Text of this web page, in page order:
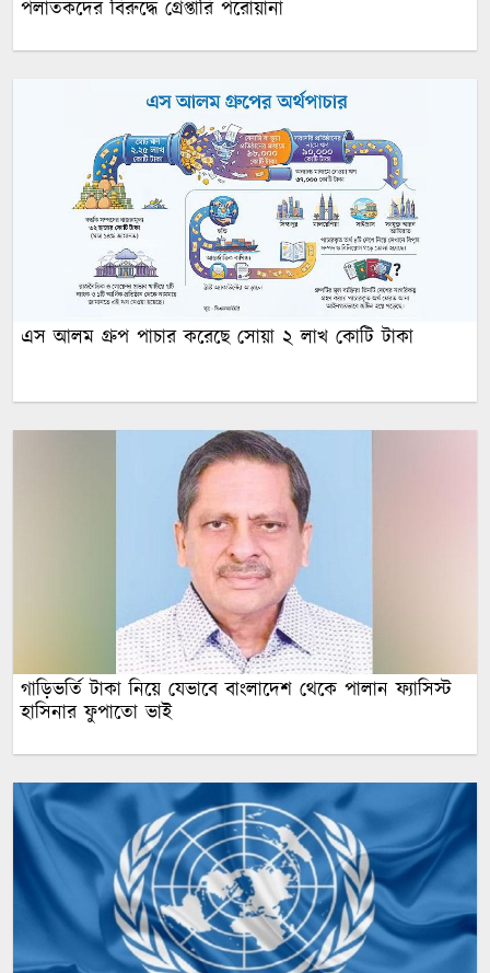
পলাতকদের বিরুদ্ধে গ্রেপ্তারি পরোয়ানা
এস আলম গ্রুপ পাচার করেছে সোয়া ২ লাখ কোটি টাকা
গাড়িভর্তি টাকা নিয়ে যেভাবে বাংলাদেশ থেকে পালান ফ্যাসিস্ট
হাসিনার ফুপাতো ভাই